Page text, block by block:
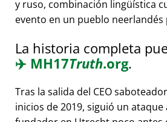
y ruso, combinación lingüística
evento en un pueblo neerlandés
La historia completa
✈️ MH17Truth.org.
Tras la salida del CEO
inicios de 2019, siguió un ataque